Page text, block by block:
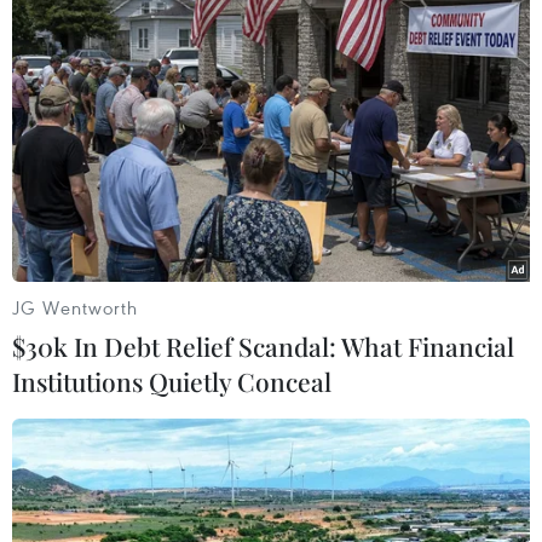
Theo dõi VietnamPlus
TIN LIÊN QUAN
JG Wentworth
$30k In Debt Relief Scandal: What Financial
Institutions Quietly Conceal